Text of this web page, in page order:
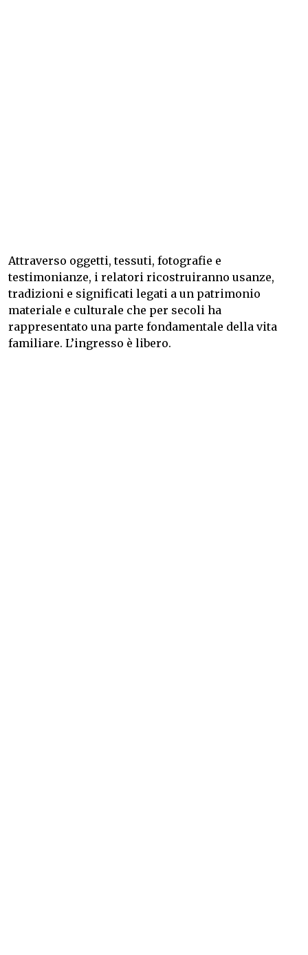
Attraverso oggetti, tessuti, fotografie e
testimonianze, i relatori ricostruiranno usanze,
tradizioni e significati legati a un patrimonio
materiale e culturale che per secoli ha
rappresentato una parte fondamentale della vita
familiare. L’ingresso è libero.